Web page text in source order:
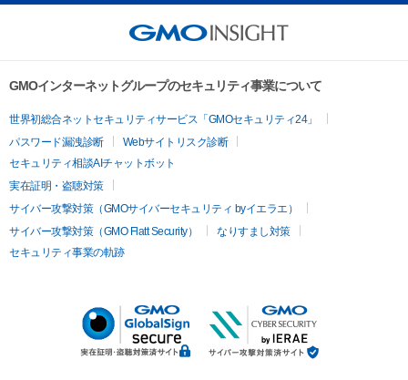
GMOインターネットグループのセキュリティ事業について
世界初総合ネットセキュリティサービス「GMOセキュリティ24」
パスワード漏洩診断
Webサイトリスク診断
セキュリティ相談AIチャットボット
実在証明・盗聴対策
サイバー攻撃対策（GMOサイバーセキュリティ byイエラエ）
サイバー攻撃対策（GMO Flatt Security）
なりすまし対策
セキュリティ事業の軌跡